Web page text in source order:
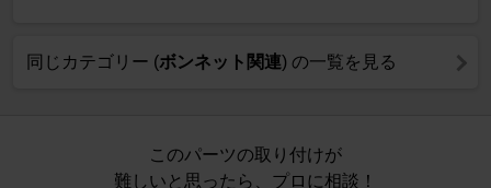
同じカテゴリー (ボンネット関連) の一覧を見る
このパーツの取り付けが
難しいと思ったら、プロに相談！